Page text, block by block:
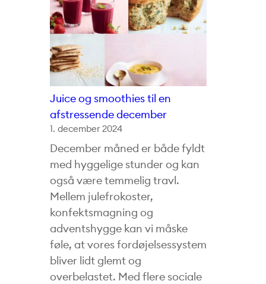
Juice og smoothies til en
afstressende december
1. december 2024
December måned er både fyldt
med hyggelige stunder og kan
også være temmelig travl.
Mellem julefrokoster,
konfektsmagning og
adventshygge kan vi måske
føle, at vores fordøjelsessystem
bliver lidt glemt og
overbelastet. Med flere sociale